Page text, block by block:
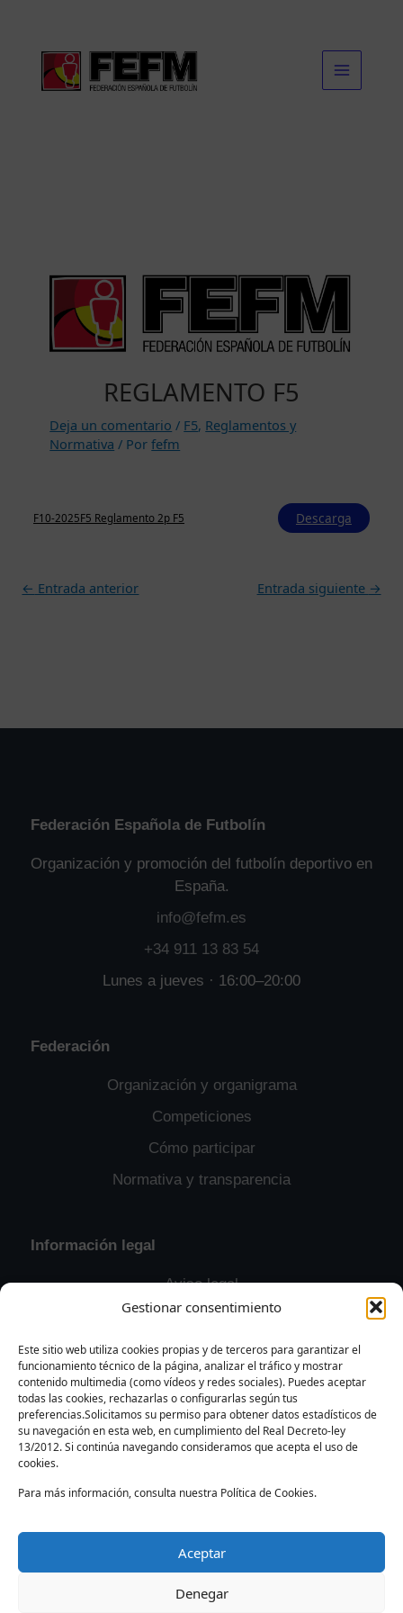
Gestionar consentimiento
Este sitio web utiliza cookies propias y de terceros para garantizar el
funcionamiento técnico de la página, analizar el tráfico y mostrar
contenido multimedia (como vídeos y redes sociales). Puedes aceptar
todas las cookies, rechazarlas o configurarlas según tus
preferencias.Solicitamos su permiso para obtener datos estadísticos de
su navegación en esta web, en cumplimiento del Real Decreto-ley
13/2012. Si continúa navegando consideramos que acepta el uso de
cookies.
Para más información, consulta nuestra Política de Cookies.
Aceptar
Denegar
contenido
REGLAMENTO F5
Deja un comentario / F5, Reglamentos y
Normativa / Porfefm
F10-2025F5 Reglamento 2p F5 Descarga
← Entrada anterior Entrada siguiente →
Federación Española de Futbolín
Organización y promoción del futbolín deportivo en
España.
info@fefm.es
+34 911 13 83 54
Lunes a jueves · 16:00–20:00
Federación
Organización y organigrama
Competiciones
Cómo participar
Normativa y transparencia
Información legal
Aviso legal
Política de privacidad
Política de cookies
Contacto y solicitudes
Instagram Facebook YouTube